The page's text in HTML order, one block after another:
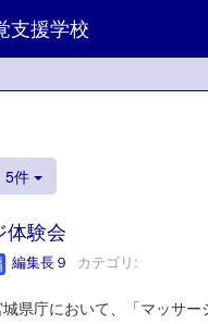
支援学校
5件
体験会
編集長９ カテゴリ:
県庁において、「マッサー